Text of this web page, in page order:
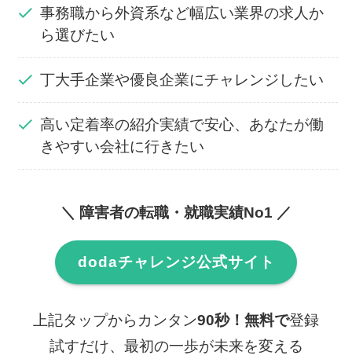
事務職から外資系など幅広い業界の求人か
ら選びたい
丁大手企業や優良企業にチャレンジしたい
高い定着率の紹介実績で安心、あなたが働
きやすい会社に行きたい
＼ 障害者の転職・就職実績No1 ／
dodaチャレンジ公式サイト
上記タップからカンタン90秒！無料で登録
試すだけ、最初の一歩が未来を変える